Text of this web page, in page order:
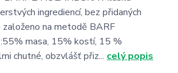
ingrediencí, bez přidaných
založeno na metodě BARF
masa, 15% kostí, 15 %
chutné, obzvlášť přiz... celý popis